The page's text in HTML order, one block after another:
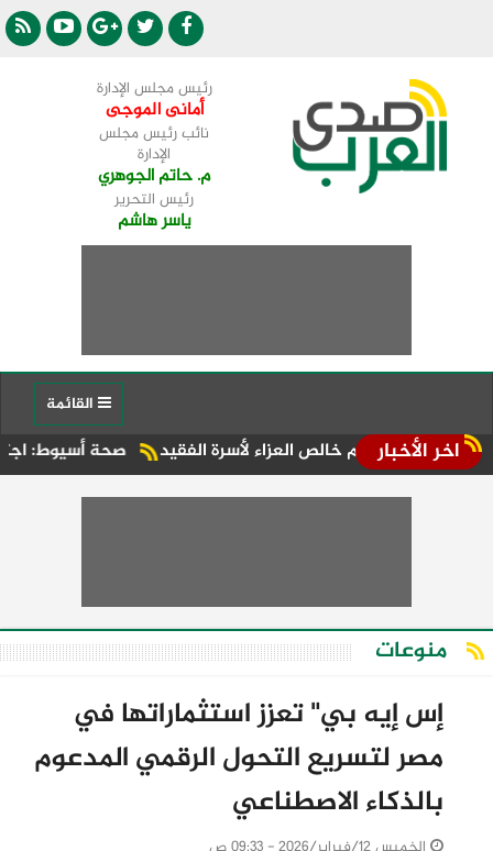
رئيس مجلس الإدارة
أمانى الموجى
نائب رئيس مجلس
الإدارة
م. حاتم الجوهري
رئيس التحرير
ياسر هاشم
اخر الأخبار صحة أسيوط: اجتماع موسع خالص العزاء لأسرة الفقيد
منوعات
إس إيه بي" تعزز استثماراتها في
مصر لتسريع التحول الرقمي المدعوم
بالذكاء الاصطناعي